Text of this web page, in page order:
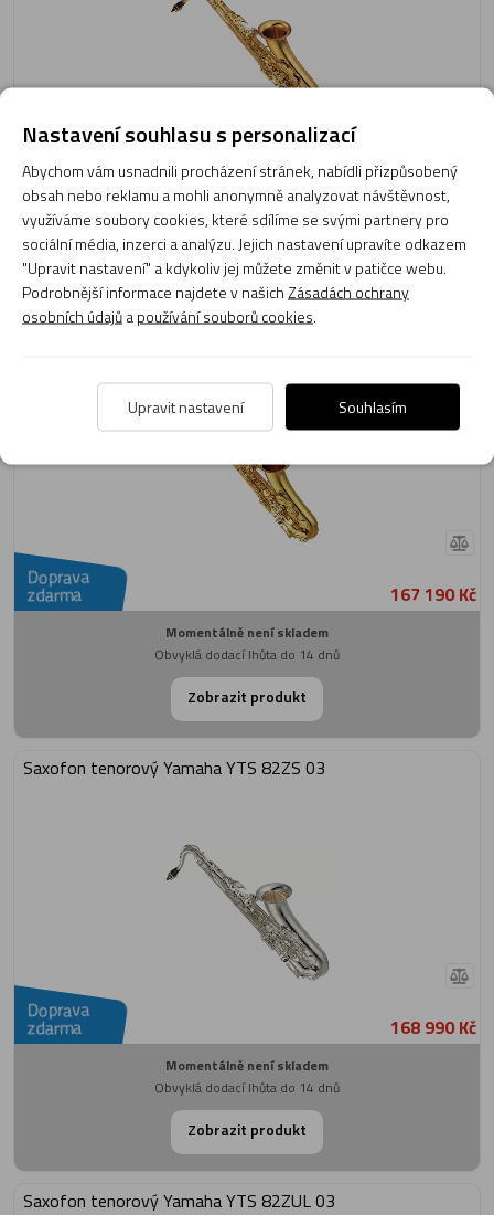
Doprava
zdarma 165 490 Kč
Momentálně není skladem
Obvyklá dodací lhůta do 14 dnů
Zobrazit produkt
Saxofon tenorový Yamaha YTS 82ZWOF 03
Doprava
zdarma 167 190 Kč
Momentálně není skladem
Obvyklá dodací lhůta do 14 dnů
Zobrazit produkt
Saxofon tenorový Yamaha YTS 82ZS 03
Doprava
zdarma 168 990 Kč
Momentálně není skladem
Obvyklá dodací lhůta do 14 dnů
Zobrazit produkt
Saxofon tenorový Yamaha YTS 82ZUL 03
Nastavení souhlasu s personalizací
Abychom vám usnadnili procházení stránek, nabídli přizpůsobený
obsah nebo reklamu a mohli anonymně analyzovat návštěvnost,
využíváme soubory cookies, které sdílíme se svými partnery pro
sociální média, inzerci a analýzu. Jejich nastavení upravíte odkazem
"Upravit nastavení" a kdykoliv jej můžete změnit v patičce webu.
Podrobnější informace najdete v našich Zásadách ochrany
osobních údajůapoužívání souborů cookies.
Upravit nastavení Souhlasím